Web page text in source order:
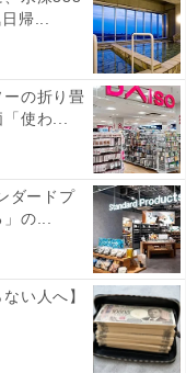
帰...
ーの折り畳
「使わ...
ダードプ
」の...
い人へ】